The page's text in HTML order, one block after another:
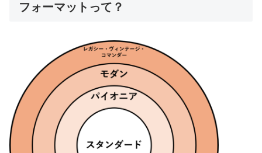
フォーマットって？